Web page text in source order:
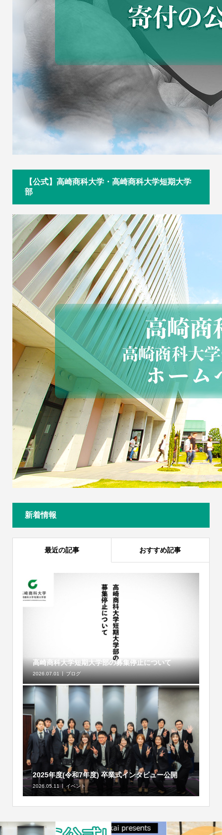
【公式】高崎商科大学・高崎商科大学短期大学
部
新着情報
最近の記事 おすすめ記事
高崎商科大学短期大学部の募集停止について
2026.07.01 ブログ
2025年度(令和7年度) 卒業式インタビュー公開
2026.05.11 イベント